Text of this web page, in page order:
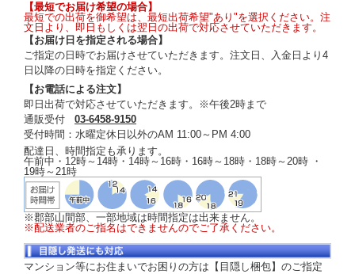
【最短でお届け希望の場合】
最短での出荷を御希望は、最短出荷希望"あり"を選択ください。注
文日より、即日もしくは翌日の出荷で対応させていただきます。
【お届け日を指定される場合】
ご指定の日時でお届けさせていただきます。注文日、入金日より4
日以降の日時を指定ください。
【お電話による注文】
即日出荷で対応させていただきます。※午後2時まで
通販受付 03-6458-9150
受付時間：水曜定休日以外のAM 11:00～PM 4:00
配達日、時間指定も承ります。
午前中・12時～14時・14時～16時・16時～18時・18時～20時 ・
19時～21時
※郡部山間部、一部地域は時間指定は出来ません。
※配送業者のご指名はできませんのでご了承ください。
マンション等にお住まいでお困りの方は【目隠し梱包】のご指定